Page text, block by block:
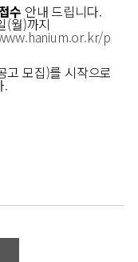
수 안내 드립니다.
(월)까지
p
고 모집)를 시작으로
.